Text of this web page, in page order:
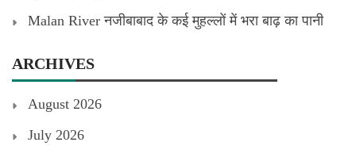
Malan River नजीबाबाद के कई मुहल्लों में भरा बाढ़ का पानी
ARCHIVES
August 2026
July 2026